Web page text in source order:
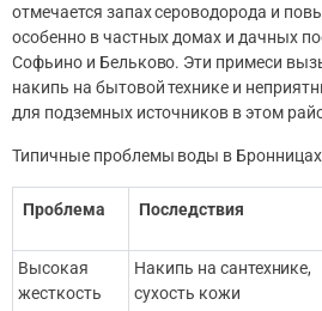
отмечается запах сероводорода и
особенно в частных домах и дачных
Софьино и Бельково. Эти примеси
накипь на бытовой технике и
для подземных источников в этом
Типичные проблемы воды в
Проблема Последствия
Высокая
жесткость
Накипь на сантехнике,
сухость кожи